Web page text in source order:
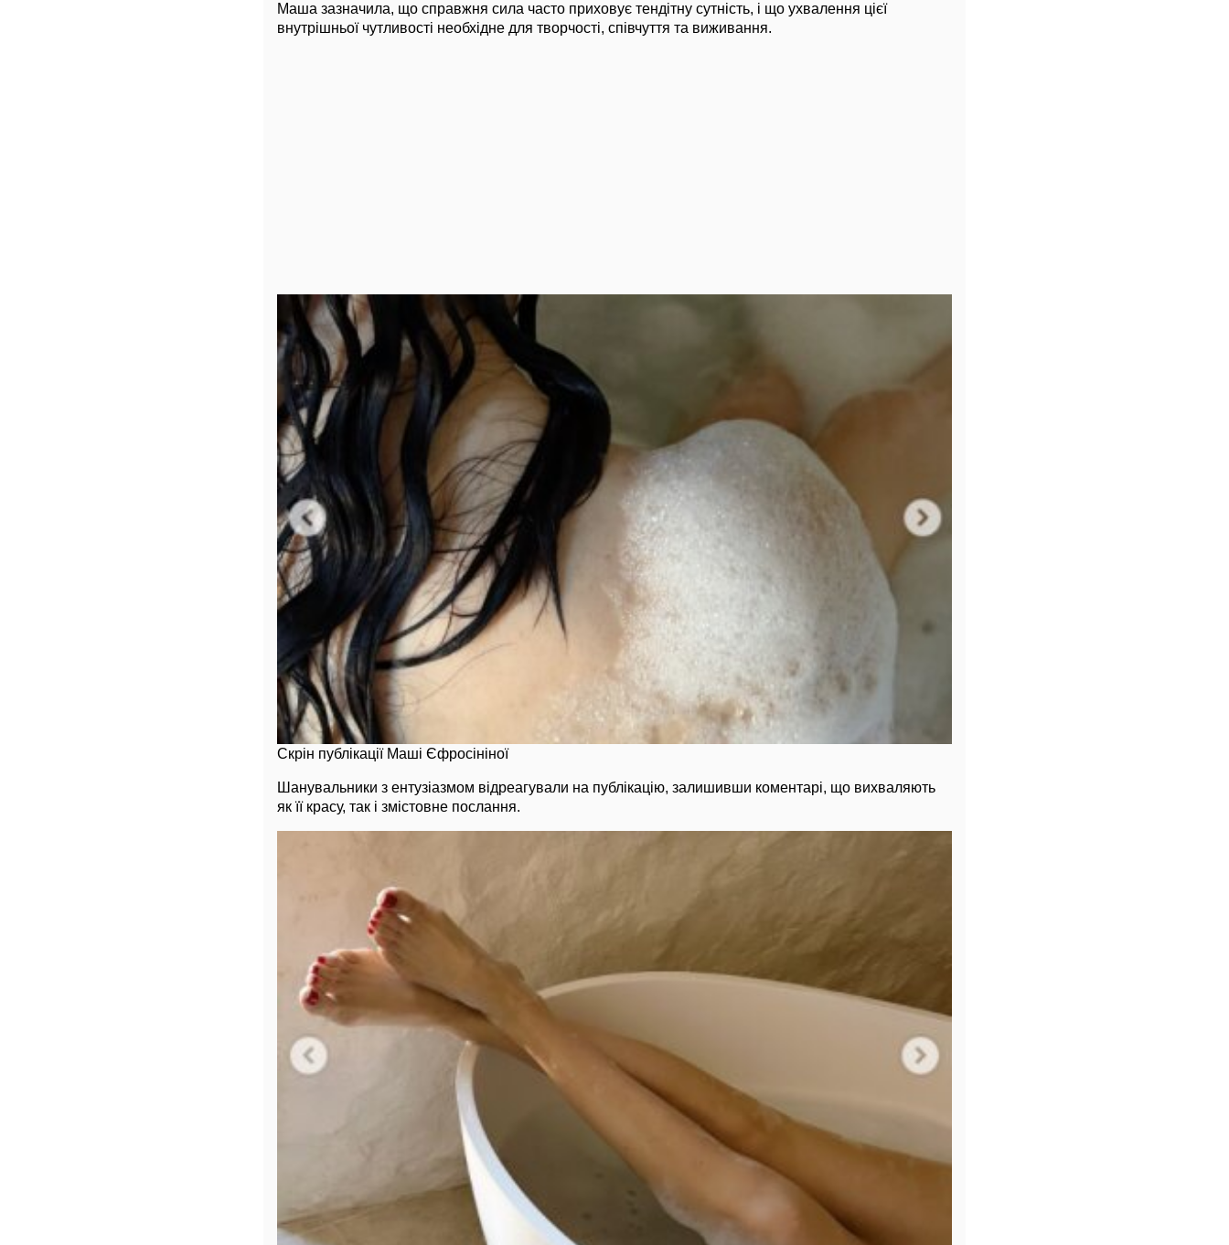
Маша зазначила, що справжня сила часто приховує тендітну сутність, і що ухвалення цієї
внутрішньої чутливості необхідне для творчості, співчуття та виживання.
Скрін публікації Маші Єфросініної
Шанувальники з ентузіазмом відреагували на публікацію, залишивши коментарі, що вихваляють
як її красу, так і змістовне послання.